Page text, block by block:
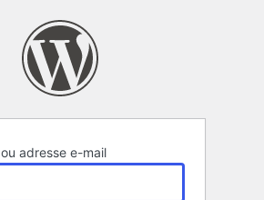
adresse e-mail